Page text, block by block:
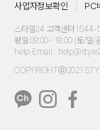
주소 : 서울시 강남구 논현
사업자등록번호 : 116-81-
통신판매업신고번호 : 제
개인정보보호책임자 : 배기영
고객센터 1544-5336(평
사업자정보확인 PC
스타일24 고객센터
평일 09:00~ 18:00 (토/일/
help Email :
COPYRIGHTⓒ2021